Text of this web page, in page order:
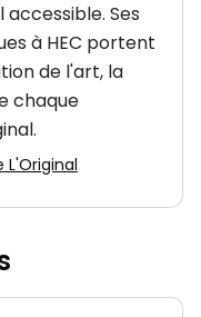
Ses
à HEC portent
de l'art, la
chaque
L'Original